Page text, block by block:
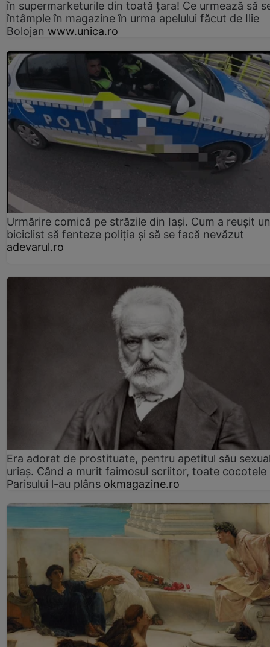
în supermarketurile din toată țara! Ce urmează să
întâmple în magazine în urma apelului făcut de Ilie
Bolojan www.unica.ro
Urmărire comică pe străzile din Iași. Cum a reușit un
biciclist să fenteze poliția și să se facă nevăzut
adevarul.ro
Era adorat de prostituate, pentru apetitul său
uriaș. Când a murit faimosul scriitor, toate cocotele
Parisului l-au plâns okmagazine.ro